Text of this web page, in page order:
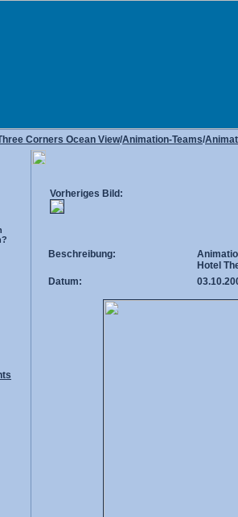
Corners Ocean View/Animation-Teams/
Vorheriges Bild:
Beschreibung:
Hotel
Datum: